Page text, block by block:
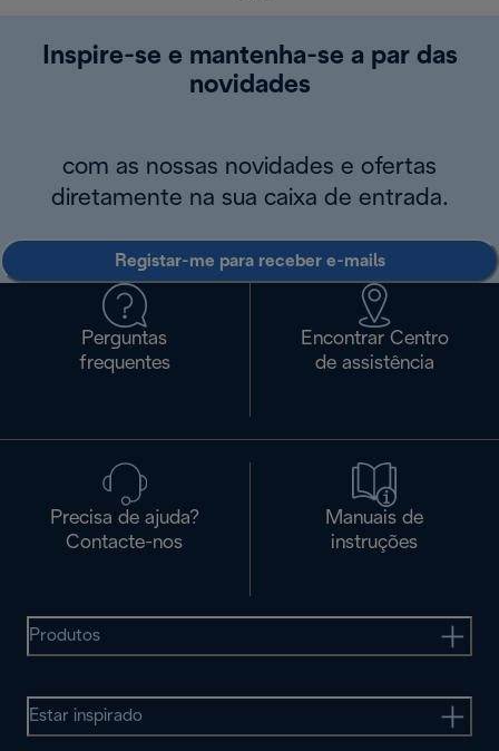
Inspire-se e mantenha-se a par das
novidades
com as nossas novidades e ofertas
diretamente na sua caixa de entrada.
Registar-me para receber e-mails
Perguntas
frequentes
Encontrar Centro
de assistência
Precisa de ajuda?
Contacte-nos
Manuais de
instruções
Produtos
Estar inspirado